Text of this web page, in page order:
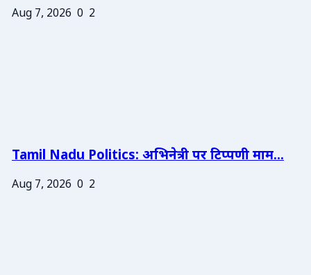
Aug 7, 2026 0 2
Tamil Nadu Politics: अभिनेत्री पर टिप्पणी माम...
Aug 7, 2026 0 2